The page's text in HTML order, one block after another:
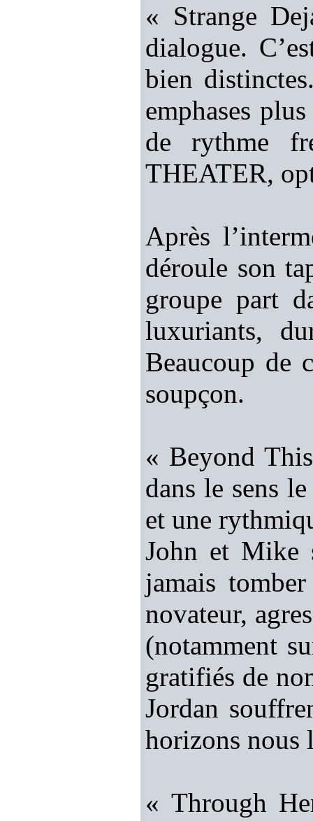
« Strange
dialogue.
bien
emphases
de rythme
THEATER,
Après
déroule son
groupe part
luxuriants,
Beaucoup de
soupçon.
« Beyond
dans le sens
et une
John et Mike
jamais
novateur,
(notamment
gratifiés de
Jordan
horizons nous
« Through